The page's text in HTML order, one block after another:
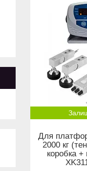
Для
2000 кг
коробка